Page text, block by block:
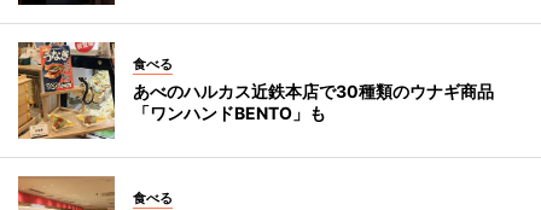
食べる
あべのハルカス近鉄本店で30種類のウナギ商品
「ワンハンドBENTO」も
食べる